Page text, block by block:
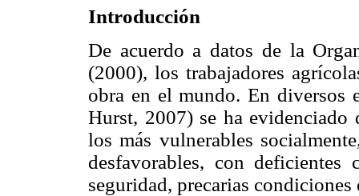
Introducción
De acuerdo a datos de la
(2000), los trabajadores
obra en el mundo. En diversos
Hurst, 2007) se ha evidenciado
los más vulnerables
desfavorables, con deficientes
seguridad, precarias